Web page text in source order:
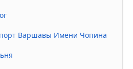
Варшавы Имени Чопина